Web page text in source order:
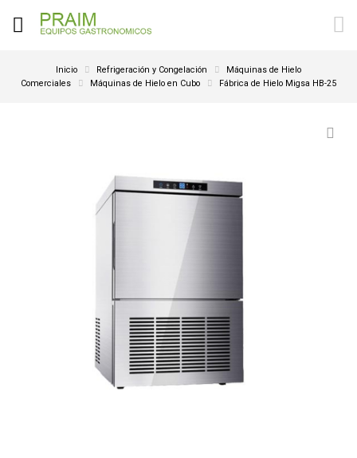
Inicio Refrigeración y Congelación
Máquinas de Hielo
Comerciales
Máquinas de Hielo en Cubo Fábrica de Hielo Migsa HB-25